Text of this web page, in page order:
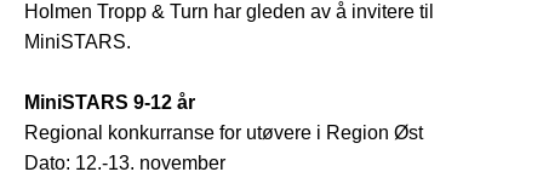
Holmen Tropp & Turn har gleden av å invitere til
MiniSTARS.
MiniSTARS 9-12 år
Regional konkurranse for utøvere i Region Øst
Dato: 12.-13. november